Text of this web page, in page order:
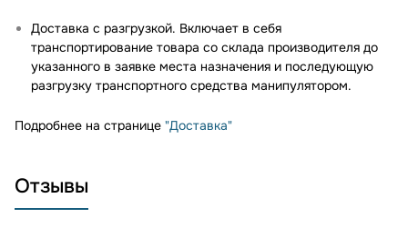
Доставка с разгрузкой. Включает в себя
транспортирование товара со склада производителя до
указанного в заявке места назначения и последующую
разгрузку транспортного средства манипулятором.
Подробнее на странице "Доставка"
Отзывы